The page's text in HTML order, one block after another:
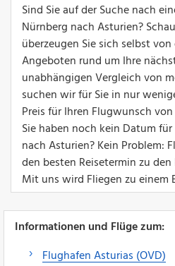
Sind Sie auf der Suche nach
Nürnberg nach Asturien?
überzeugen Sie sich selbst
Angeboten rund um Ihre
unabhängigen Vergleich von
suchen wir für Sie in nur
Preis für Ihren Flugwunsch
Sie haben noch kein Datum
nach Asturien? Kein Problem:
den besten Reisetermin zu
Mit uns wird Fliegen zu einem
Informationen und Flüge zum:
Flughafen Asturias (OVD)